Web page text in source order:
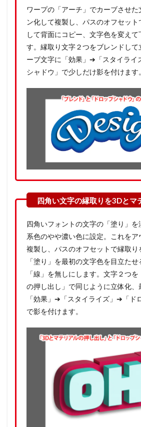
ワープの「アーチ」でカーブさせた
ン化して複製し、パスのオフセット
して背面にコピー、文字色を変えて
す。縁取り文字２つをブレンドして
ーブ文字に「効果」➔「スタイライ
シャドウ」で少しだけ影を付けます。
四角いフォントの文字の「塗り」を
系色のやや濃い色に設定。これをア
複製し、パスのオフセットで縁取り
「塗り」を最初の文字色を目立たせ
「線」を無しにします。文字２つ
の押し出し」で同じように立体化、
「効果」➔「スタイライズ」➔「ド
で影を付けます。